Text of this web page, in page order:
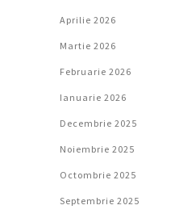
Aprilie 2026
Martie 2026
Februarie 2026
Ianuarie 2026
Decembrie 2025
Noiembrie 2025
Octombrie 2025
Septembrie 2025